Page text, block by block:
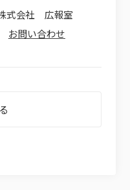
式会社 広報室
お問い合わせ